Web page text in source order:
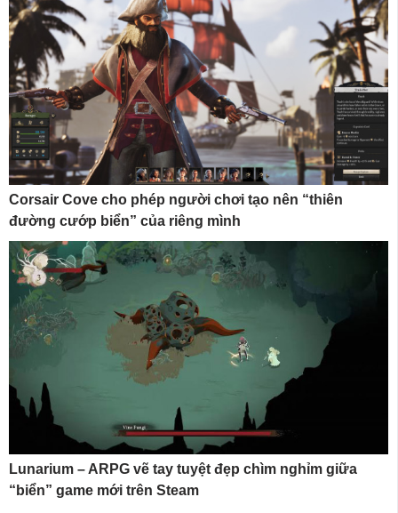
Corsair Cove cho phép người chơi tạo nên “thiên
đường cướp biển” của riêng mình
Lunarium – ARPG vẽ tay tuyệt đẹp chìm nghỉm giữa
“biển” game mới trên Steam